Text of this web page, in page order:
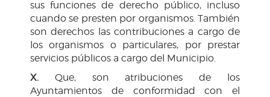
sus funciones de derecho público, incluso
cuando se presten por organismos. También
son derechos las contribuciones a cargo de
los organismos o particulares, por prestar
servicios públicos a cargo del Municipio.
X. Que, son atribuciones de los
Ayuntamientos de conformidad con el